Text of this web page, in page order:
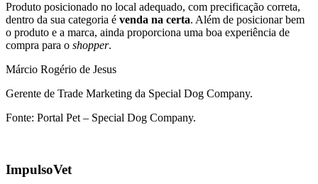
Produto posicionado no local adequado, com precificação correta,
dentro da sua categoria é venda na certa. Além de posicionar bem
o produto e a marca, ainda proporciona uma boa experiência de
compra para o shopper.
Márcio Rogério de Jesus
Gerente de Trade Marketing da Special Dog Company.
Fonte: Portal Pet – Special Dog Company.
ImpulsoVet